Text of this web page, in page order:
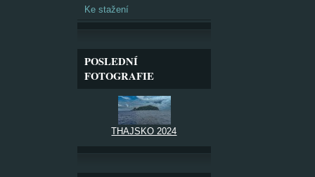
Ke stažení
POSLEDNÍ
FOTOGRAFIE
THAJSKO 2024